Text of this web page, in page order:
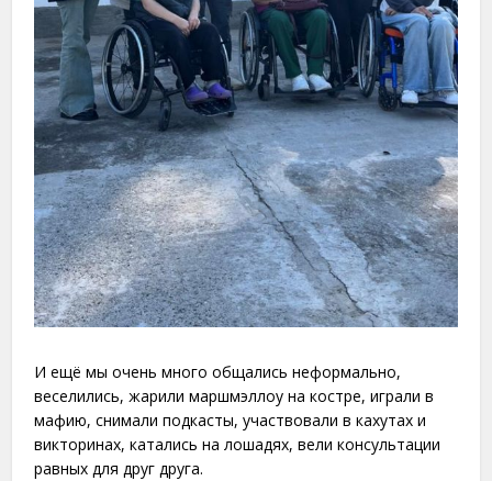
И ещё мы очень много общались неформально,
веселились, жарили маршмэллоу на костре, играли в
мафию, снимали подкасты, участвовали в кахутах и
викторинах, катались на лошадях, вели консультации
равных для друг друга.